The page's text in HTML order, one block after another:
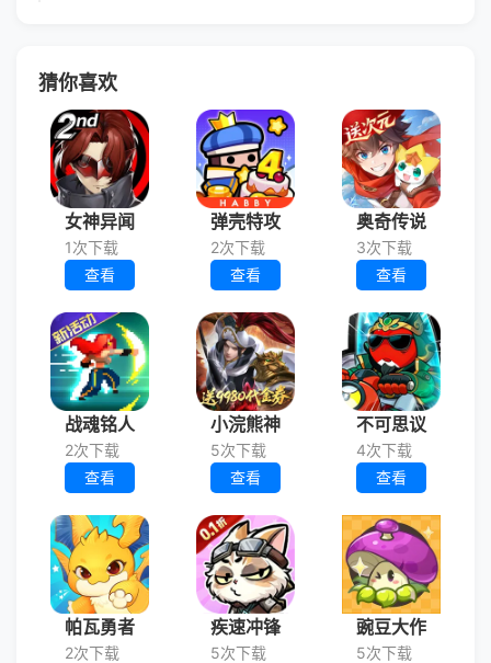
猜你喜欢
女神异闻
1次下载
查看
弹壳特攻
2次下载
查看
奥奇传说
3次下载
查看
战魂铭人
2次下载
查看
小浣熊神
5次下载
查看
不可思议
4次下载
查看
帕瓦勇者
2次下载
疾速冲锋
5次下载
豌豆大作
5次下载